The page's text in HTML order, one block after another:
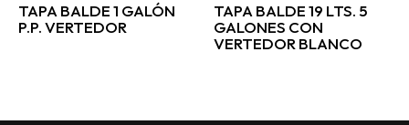
TAPA BALDE 1 GALÓN
P.P. VERTEDOR
TAPA BALDE 19 LTS. 5
GALONES CON
VERTEDOR BLANCO